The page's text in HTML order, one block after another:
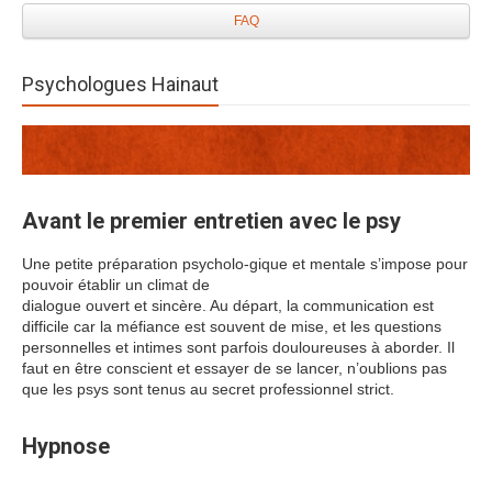
FAQ
Psychologues Hainaut
Avant le premier entretien avec le psy
Une petite préparation psycholo-gique et mentale s’impose pour
pouvoir établir un climat de
dialogue ouvert et sincère. Au départ, la communication est
difficile car la méfiance est souvent de mise, et les questions
personnelles et intimes sont parfois douloureuses à aborder. Il
faut en être conscient et essayer de se lancer, n’oublions pas
que les psys sont tenus au secret professionnel strict.
Hypnose